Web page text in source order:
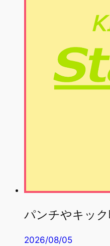
パンチやキッ
2026/08/05